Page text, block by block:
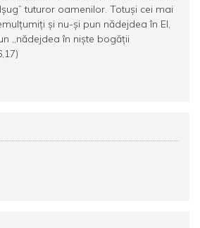
tuturor oamenilor. Totuși cei mai
și nu-și pun nădejdea în El,
,,nădejdea în niște bogății